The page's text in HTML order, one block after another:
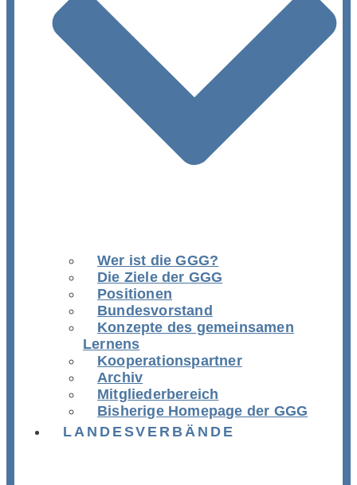
Wer ist die GGG?
Die Ziele der GGG
Positionen
Bundesvorstand
Konzepte des gemeinsamen
Lernens
Kooperationspartner
Archiv
Mitgliederbereich
Bisherige Homepage der GGG
LANDESVERBÄNDE